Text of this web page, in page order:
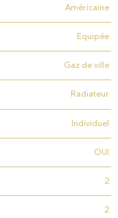
Américaine
Equipée
Gaz de ville
Radiateur
Individuel
OUI
2
2